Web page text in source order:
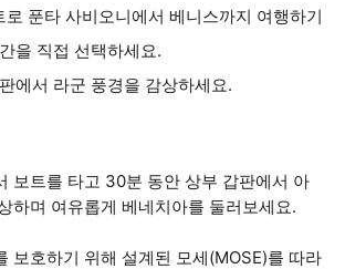
로 푼타 사비오니에서 베니스까지 여행하기
을 직접 선택하세요.
에서 라군 풍경을 감상하세요.
보트를 타고 30분 동안 상부 갑판에서 아
하며 여유롭게 베네치아를 둘러보세요.
보호하기 위해 설계된 모세(MOSE)를 따라